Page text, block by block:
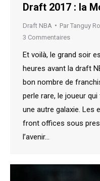
Draft 2017 : la
Draft NBA Par Tanguy
3 Commentaires
Et voilà, le grand soir
heures avant la draft
bon nombre de
perle rare, le joueur
une autre galaxie. Les
front offices sous
l’avenir…